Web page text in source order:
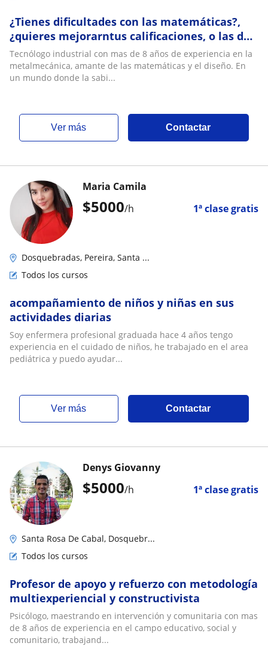
¿Tienes dificultades con las matemáticas?,
¿quieres mejorarntus calificaciones, o las de
tus hijos?, Estoy aquí oara ayudarte y
alcanzar tus importa si eres estudiante de
primaria, del sena o universidad(
Tecnólogo industrial con mas de 8 años de experiencia en la
metalmecánica, amante de las matemáticas y el diseño. En
un mundo donde la sabi...
ver más Contactar
$5000/h 1ª clase gratis
Maria Camila
Dosquebradas, Pereira, Santa ...
Todos los cursos
acompañamiento de niños y niñas en sus
actividades diarias
Soy enfermera profesional graduada hace 4 años tengo
experiencia en el cuidado de niños, he trabajado en el area
pediátrica y puedo ayudar...
ver más Contactar
$5000/h 1ª clase gratis
Denys Giovanny
Santa Rosa De Cabal, Dosquebr...
Todos los cursos
Profesor de apoyo y refuerzo con metodología
multiexperiencial y constructivista
Psicólogo, maestrando en intervención y comunitaria con mas
de 8 años de experiencia en el campo educativo, social y
comunitario, trabajand...